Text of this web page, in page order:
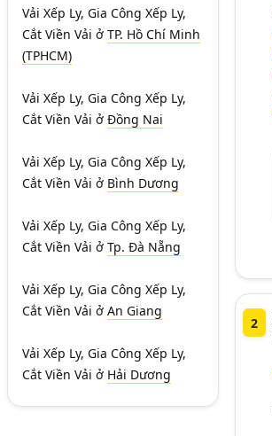
Vải Xếp Ly, Gia Công Xếp Ly,
Cắt Viền Vải ở TP. Hồ Chí Minh
(TPHCM)
Vải Xếp Ly, Gia Công Xếp Ly,
Cắt Viền Vải ở Đồng Nai
Vải Xếp Ly, Gia Công Xếp Ly,
Cắt Viền Vải ở Bình Dương
Vải Xếp Ly, Gia Công Xếp Ly,
Cắt Viền Vải ở Tp. Đà Nẵng
Vải Xếp Ly, Gia Công Xếp Ly,
Cắt Viền Vải ở An Giang
Vải Xếp Ly, Gia Công Xếp Ly,
Cắt Viền Vải ở Hải Dương
2